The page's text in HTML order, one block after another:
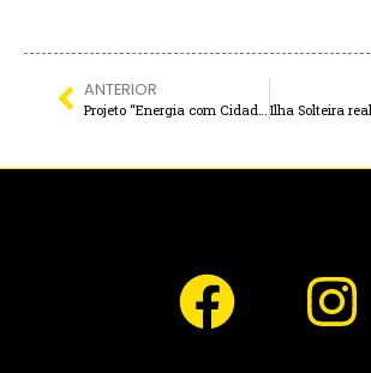
ANTERIOR